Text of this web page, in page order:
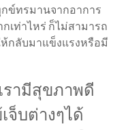
ข์ทรมานจากอาการ
เท่าไหร่ ก็ไม่สามารถ
กลับมาแข็งแรงหรือมี
รามีสุขภาพดี
จ็บต่างๆได้